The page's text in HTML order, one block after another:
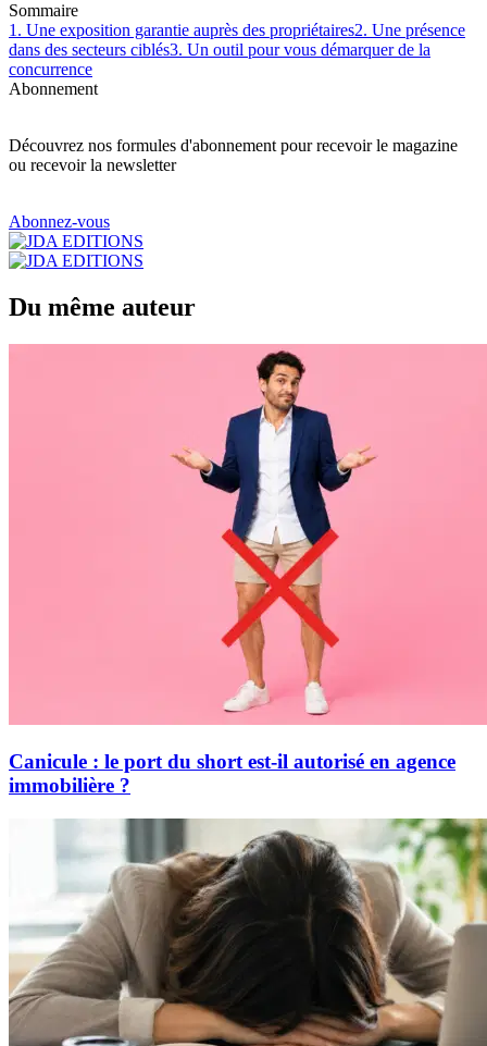
Sommaire
1. Une exposition garantie auprès des propriétaires2. Une présence
dans des secteurs ciblés3. Un outil pour vous démarquer de la
concurrence
Abonnement
Découvrez nos formules d'abonnement pour recevoir le magazine
ou recevoir la newsletter
Abonnez-vous
Du même auteur
Canicule : le port du short est-il autorisé en agence
immobilière ?